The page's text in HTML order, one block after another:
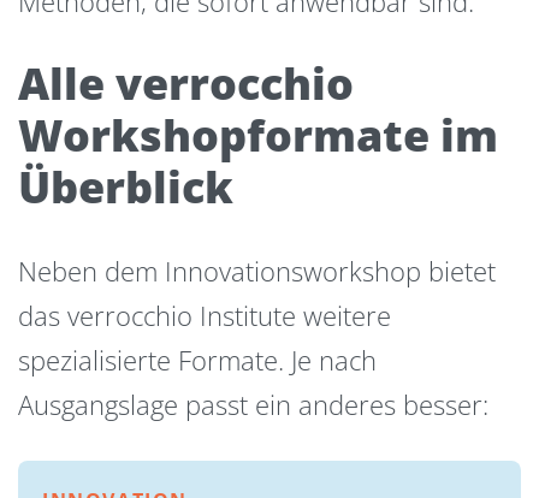
Alle verrocchio
Workshopformate im
Überblick
Neben dem Innovationsworkshop bietet
das verrocchio Institute weitere
spezialisierte Formate. Je nach
Ausgangslage passt ein anderes besser: